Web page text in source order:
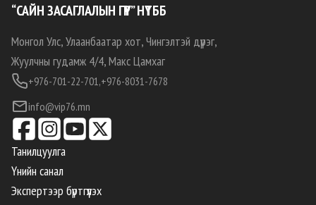
“САЙН ЗАСАГЛАЛЫН ГҮҮР” НҮТББ
Монгол Улс, Улаанбаатар хот, Чингэлтэй дүүрэг,
Жуулчны гудамж 4/4, Макс Цамхаг
+976-701-22-701,+976-8031-7678
info@vip76.mn
Танилцуулга
Үнийн санал
Экспертээр бүртгүүлэх